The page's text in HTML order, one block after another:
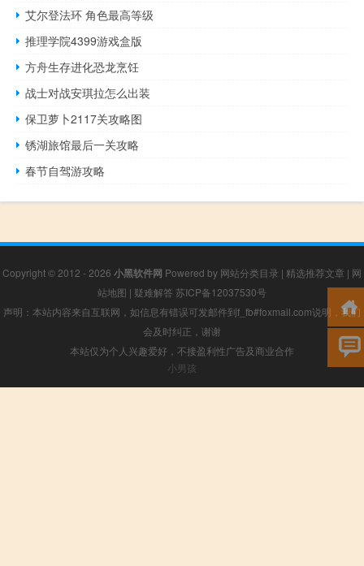
艾尔登法环 角色最高等级
推理学院4399游戏盒版
方舟生存进化恐龙烹饪
战士对战安琪拉怎么出装
保卫萝卜2117关攻略图
锈湖旅馆最后一关攻略
春节自驾游攻略
Copyright © 2012 - 2026 小黑软件网 Powered by 网站分类目录 | 精选推荐文章 | 网
站地图 | 疑难解答 苏ICP备12037530号
声明：本站内容来自互联网，如信息有错误可发邮件到f_fb#foxmail.com说明，我们
会及时纠正，谢谢
本站仅为个人兴趣爱好，不接盈利性广告及商业合作
小男孩